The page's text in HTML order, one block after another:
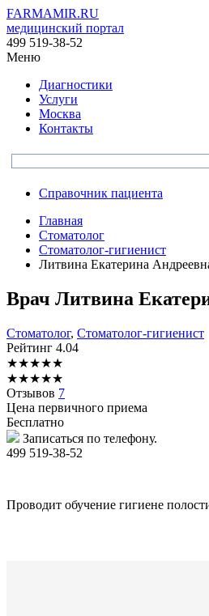
FARMAMIR.RU
медицинский портал
499 519-38-52
Меню
Диагностики
Услуги
Москва
Контакты
Справочник пациента
Главная
Стоматолог
Стоматолог-гигиенист
Литвина Екатерина
Врач Литвина
Стоматолог, Стоматолог-гигиенист
Рейтинг 4.04
★★★★★
★★★★★
Отзывов 7
Цена первичного приема
Бесплатно
Записаться по телефону.
499 519-38-52
Проводит обучение гигиене